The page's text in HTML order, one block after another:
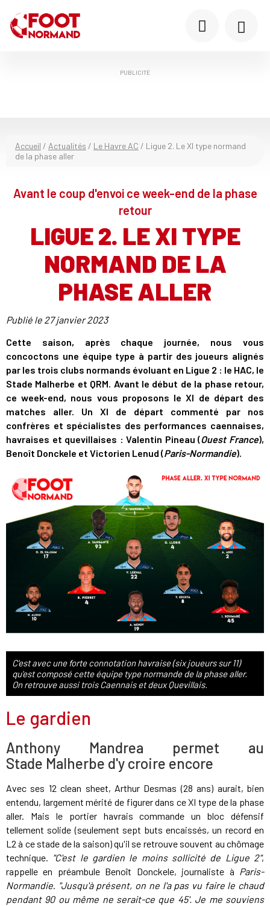
PUBLICITÉ
Accueil / Actualités / Le Havre AC / Ligue 2. Le XI type normand
de la phase aller
Avant le coup d'envoi ce week-end de la phase
retour
LIGUE 2. LE XI TYPE
NORMAND DE LA
PHASE ALLER
Publié le 27 janvier 2023
Cette saison, après chaque journée, nous vous
concoctons une équipe type à partir des joueurs alignés
par les trois clubs normands évoluant en Ligue 2 : le HAC, le
Stade Malherbe et QRM. Avant le début de la phase retour,
ce week-end, nous vous proposons le XI de départ des
matches aller. Un XI de départ commenté par nos
confrères et spécialistes des performances caennaises,
havraises et quevillaises : Valentin Pineau (Ouest France),
Benoît Donckele et Victorien Lenud (Paris-Normandie).
C'est avec une forte connotation havraise (six joueurs sur 11)
qu'est composé cette équipe type normande de la phase aller.
On retrouve aussi trois Caennais et deux Quevillais.
Le gardien
Anthony Mandrea permet au
Stade Malherbe d'y croire encore
Avec ses 12 clean sheet, Arthur Desmas (28 ans) aurait, bien
entendu, largement mérité de figurer dans ce XI type de la phase
aller. Mais le portier havrais commande un bloc défensif
tellement solide (seulement sept buts encaissés, un record en
L2 à ce stade de la saison) qu'il se retrouve souvent au chômage
technique. "C'est le gardien le moins sollicité de Ligue 2",
rappelle en préambule Benoît Donckele, journaliste à Paris-
Normandie. "Jusqu'à présent, on ne l'a pas vu faire le chaud
pendant 90 ou même ne serait-ce que 45'. Je me souviens